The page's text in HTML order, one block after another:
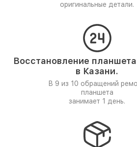
оригинальные детали.
Восстановление
в Казани.
В 9 из 10 обращений
планшета
занимает 1 день.